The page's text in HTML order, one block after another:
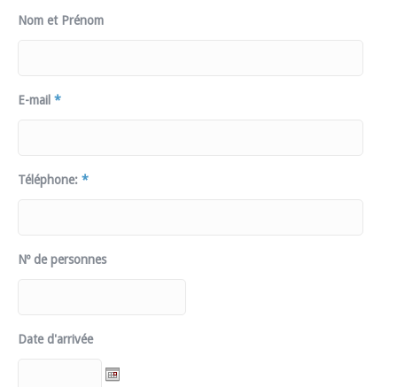
Nom et Prénom
E-mail *
Téléphone: *
Nº de personnes
Date d'arrivée